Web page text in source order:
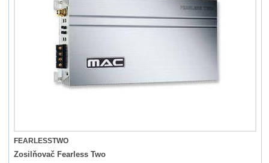
FEARLESSTWO
Zosilňovač Fearless Two